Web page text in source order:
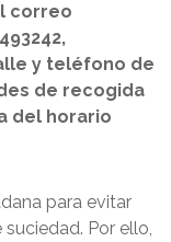
correo
y teléfono de
de recogida
del horario
para evitar
Por ello,